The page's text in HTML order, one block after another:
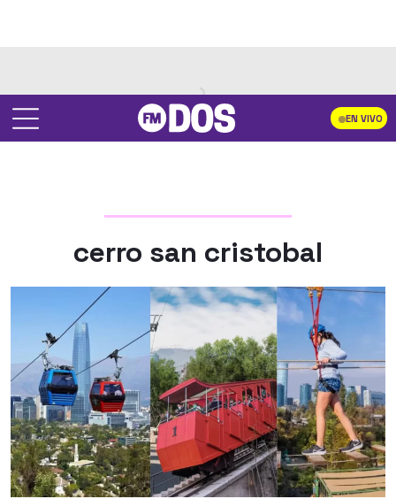
EN VIVO
cerro san cristobal